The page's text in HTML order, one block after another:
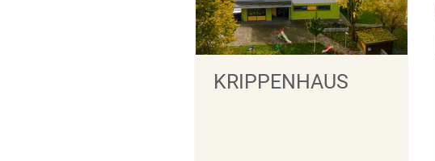
KRIPPENHAUS